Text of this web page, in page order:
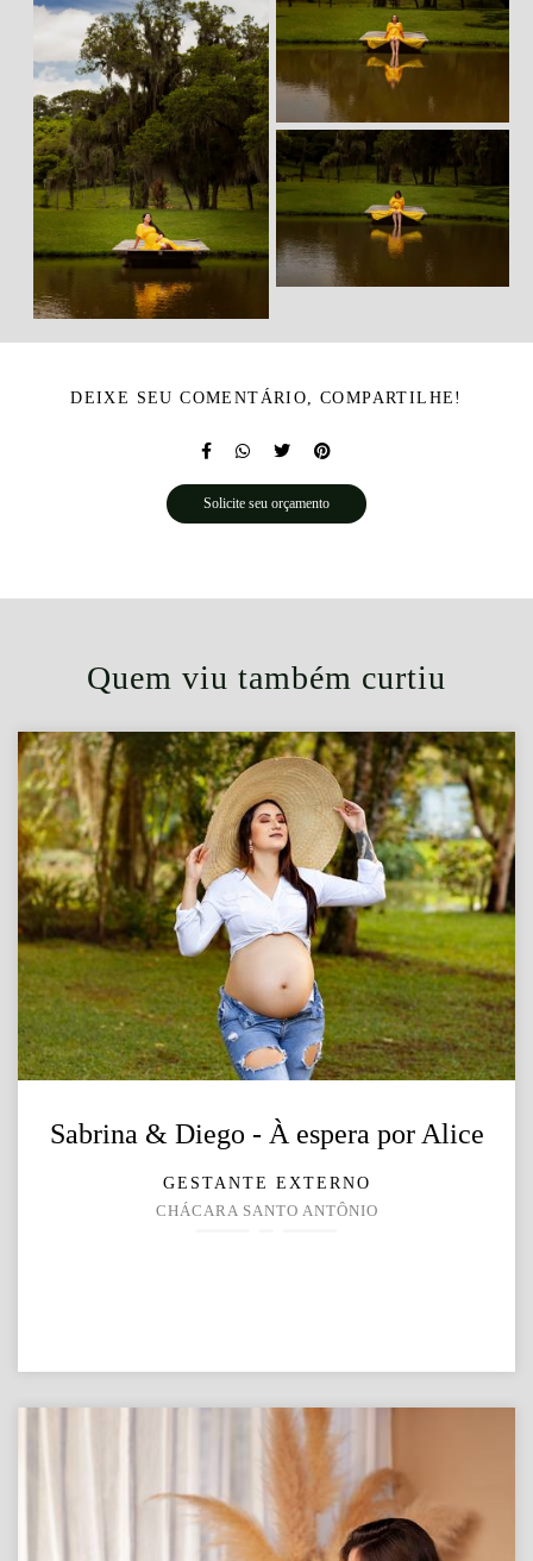
DEIXE SEU COMENTÁRIO, COMPARTILHE!
Solicite seu orçamento
Quem viu também curtiu
Sabrina & Diego - À espera por Alice
GESTANTE EXTERNO
CHÁCARA SANTO ANTÔNIO